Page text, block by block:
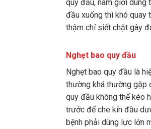
quy đầu, nam giới dùng
đầu xuống thì khó quay
thậm chí siết chặt gây
Nghẹt bao quy đầu
Nghẹt bao quy đầu là
thường khá thường gặp
quy đầu không thể kéo
trước để che kín đầu
bệnh phải dùng lực lớn